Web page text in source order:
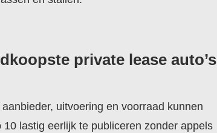
private lease auto’s
uitvoering en voorraad kunnen
lastig eerlijk te publiceren zonder appels